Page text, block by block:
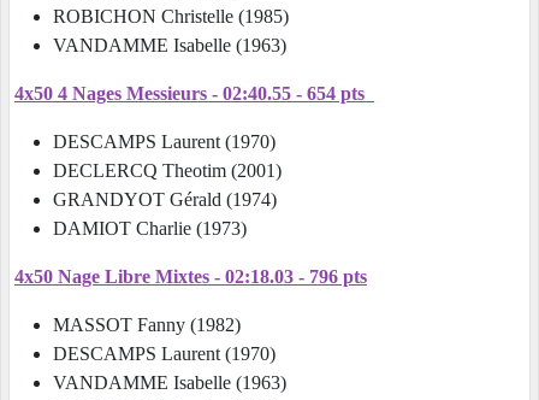
ROBICHON Christelle (1985)
VANDAMME Isabelle (1963)
4x50 4 Nages Messieurs - 02:40.55 - 654 pts
DESCAMPS Laurent (1970)
DECLERCQ Theotim (2001)
GRANDYOT Gérald (1974)
DAMIOT Charlie (1973)
4x50 Nage Libre Mixtes - 02:18.03 - 796 pts
MASSOT Fanny (1982)
DESCAMPS Laurent (1970)
VANDAMME Isabelle (1963)